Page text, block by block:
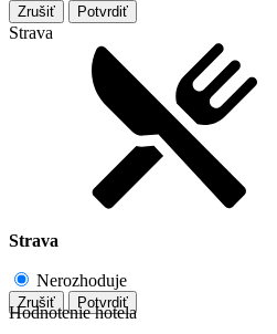
Zrušiť Potvrdiť
Strava
Strava
Nerozhoduje
Zrušiť Potvrdiť
Hodnotenie hotela